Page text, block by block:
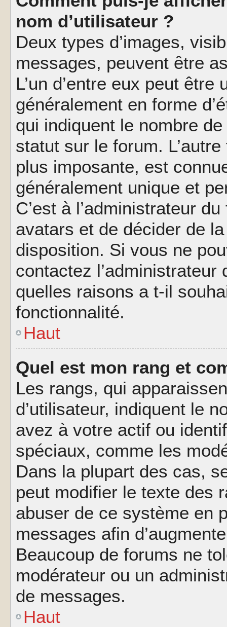
nom d’utilisateur ?
Deux types d’images,
messages, peuvent être
L’un d’entre eux peut
généralement en forme
qui indiquent le nombre
statut sur le forum.
plus imposante, est
généralement unique et
C’est à l’administrateur
avatars et de décider de
disposition. Si vous ne
contactez
quelles raisons a t-il
fonctionnalité.
Haut
Quel est mon rang et
Les rangs, qui
d’utilisateur, indiquent le
avez à votre actif ou
spéciaux, comme les
Dans la plupart des cas,
peut modifier le texte des
abuser de ce système en
messages afin
Beaucoup de forums ne
modérateur ou un
de messages.
Haut